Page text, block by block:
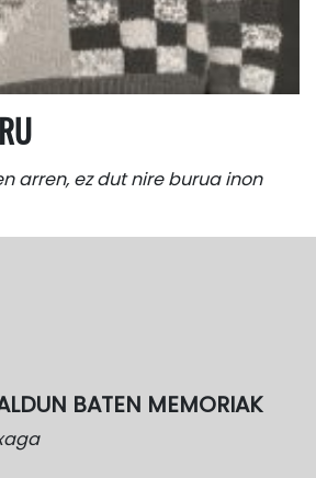
arren, ez dut nire burua inon
BATEN MEMORIAK